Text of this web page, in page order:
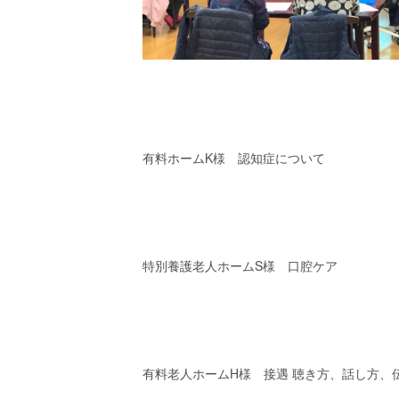
有料ホームK様 認知症について
特別養護老人ホームS様 口腔ケア
有料老人ホームH様 接遇 聴き方、話し方、